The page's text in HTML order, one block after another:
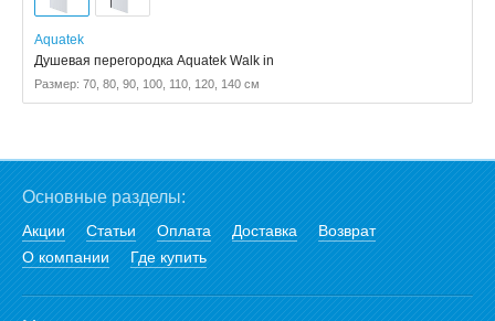
Aquatek
Душевая перегородка Aquatek Walk in
Размер: 70, 80, 90, 100, 110, 120, 140 см
Основные разделы:
Акции Статьи Оплата Доставка
Возврат
О компании
Где купить